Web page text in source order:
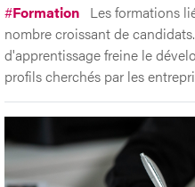
#Formation Les formations
nombre croissant de
d'apprentissage freine le
profils cherchés par les